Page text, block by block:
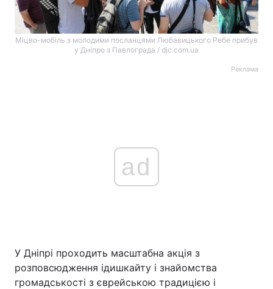
Міцво-мобіль з молодими посланцями Любавицького Ребе прибув
у Дніпро з Павлограда / djc.com.ua
Реклама
ad
У Дніпрі проходить масштабна акція з
розповсюдження ідишкайту і знайомства
громадськості з єврейською традицією і